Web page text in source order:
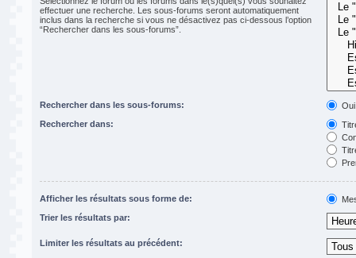
effectuer une recherche. Les sous-forums seront automatiquement
inclus dans la recherche si vous ne désactivez pas ci-dessous l’option
“Rechercher dans les sous-forums”.
Rechercher dans les sous-forums:
Oui
Rechercher dans:
Afficher les résultats sous forme de:
Trier les résultats par:
Limiter les résultats au précédent: